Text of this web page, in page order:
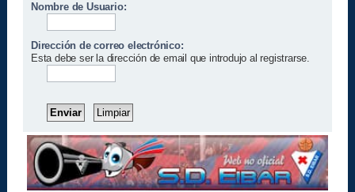
Nombre de Usuario:
Dirección de correo electrónico:
Esta debe ser la dirección de email que introdujo al registrarse.